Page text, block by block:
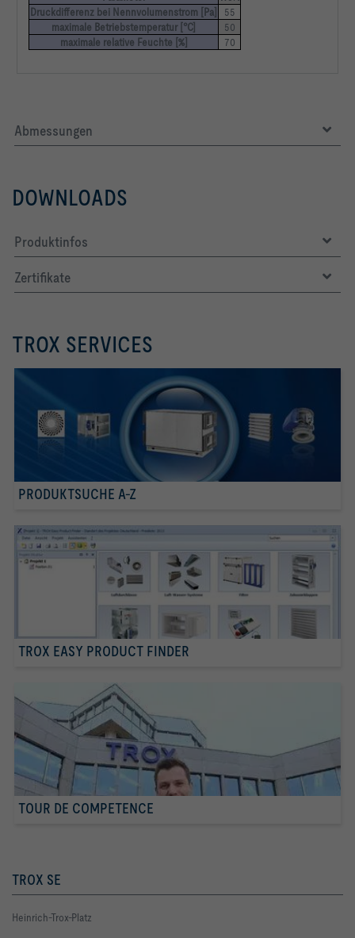
Anfangsdruckdifferenz bei Nennvolumenstrom Δpi,nom       45
Druckdifferenz bei Nennvolumenstrom [Pa]
55
maximale Betriebstemperatur [°C]
50
maximale relative Feuchte [%]
70
Abmessungen
DOWNLOADS
Produktinfos
Zertifikate
TROX SERVICES
PRODUKTSUCHE A-Z
TROX EASY PRODUCT FINDER
TOUR DE COMPETENCE
TROX SE
Heinrich-Trox-Platz